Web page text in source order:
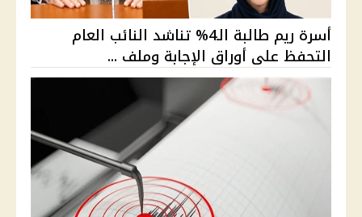
أسرة ريم طالبة الـ4% تناشد النائب العام
التحفظ على أوراق الإجابة وملف ...